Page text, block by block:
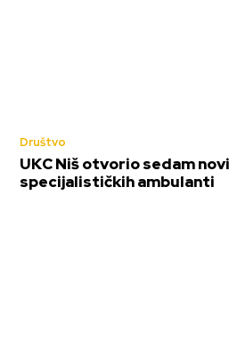
Društvo
UKC Niš otvorio sedam
specijalističkih ambulanti